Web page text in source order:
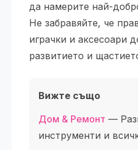
да намерите най-
Не забравяйте, че
играчки и аксесоари
развитието и
Вижте също
Дом & Ремонт —
инструменти и